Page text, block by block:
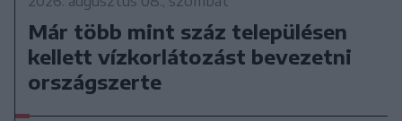
Már több mint száz településen
kellett vízkorlátozást bevezetni
országszerte